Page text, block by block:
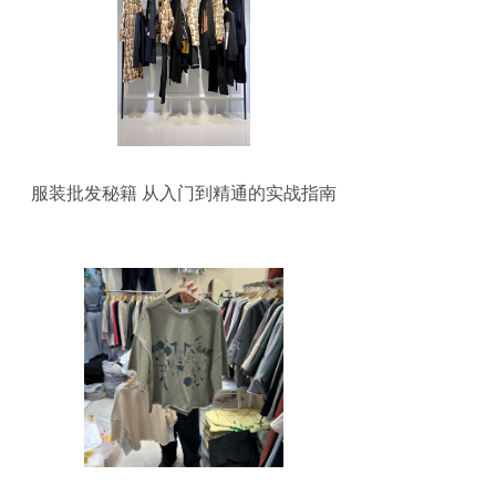
服装批发秘籍 从入门到精通的实战指南